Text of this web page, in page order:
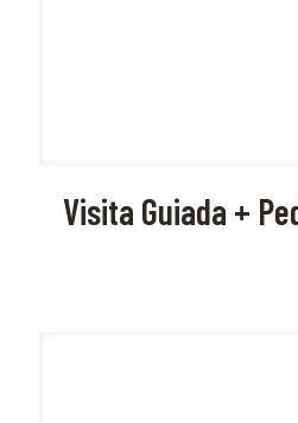
Visita Guiada +